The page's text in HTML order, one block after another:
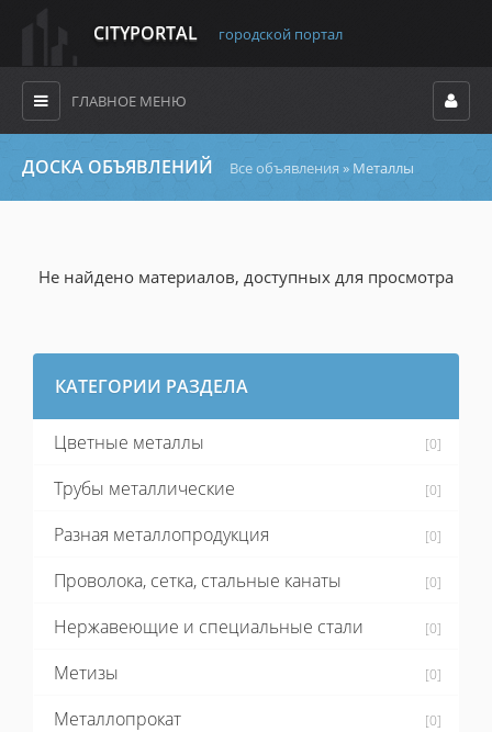
CITYPORTAL городской портал
ГЛАВНОЕ МЕНЮ
ДОСКА ОБЪЯВЛЕНИЙ Все объявления » Металлы
Не найдено материалов, доступных для просмотра
КАТЕГОРИИ РАЗДЕЛА
Цветные металлы [0]
Трубы металлические [0]
Разная металлопродукция [0]
Проволока, сетка, стальные канаты [0]
Нержавеющие и специальные стали [0]
Метизы [0]
Металлопрокат [0]